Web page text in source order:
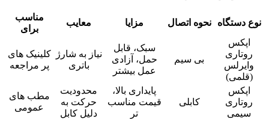
نوع دستگاه نحوه اتصال مزایا معایب
مناسب
برای
اپکس
روتاری
وایرلس
(قلمی)
بی سیم
سبک، قابل
حمل، آزادی
عمل بیشتر
نیاز به شارژ
باتری
کلینیک های
پر مراجعه
اپکس
روتاری
سیمی
کابلی
پایداری بالا،
قیمت مناسب
تر
محدودیت
حرکت به
دلیل کابل
مطب های
عمومی